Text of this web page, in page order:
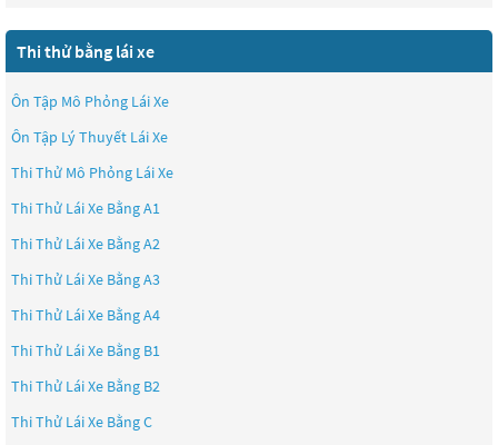
Thi thử bằng lái xe
Ôn Tập Mô Phỏng Lái Xe
Ôn Tập Lý Thuyết Lái Xe
Thi Thử Mô Phỏng Lái Xe
Thi Thử Lái Xe Bằng A1
Thi Thử Lái Xe Bằng A2
Thi Thử Lái Xe Bằng A3
Thi Thử Lái Xe Bằng A4
Thi Thử Lái Xe Bằng B1
Thi Thử Lái Xe Bằng B2
Thi Thử Lái Xe Bằng C